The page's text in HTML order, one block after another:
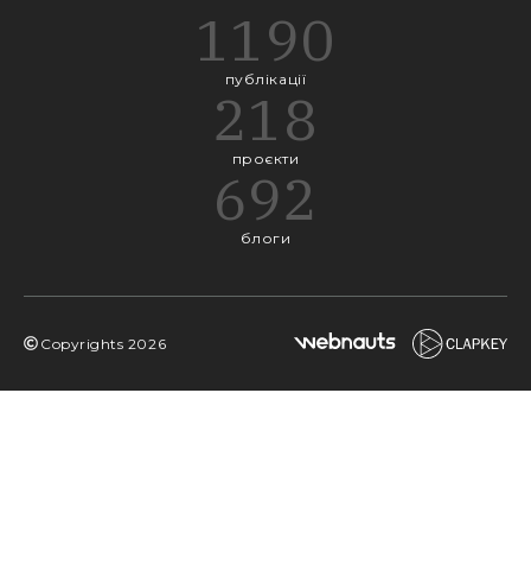
1190
публікації
218
проєкти
692
блоги
Copyrights 2026